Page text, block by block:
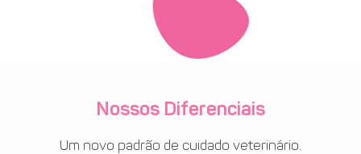
Nossos Diferenciais
Um novo padrão de cuidado veterinário.